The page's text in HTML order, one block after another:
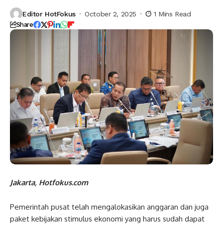
Editor HotFokus October 2, 2025 1 Mins Read
Share
Jakarta, Hotfokus.com
Pemerintah pusat telah mengalokasikan anggaran dan juga
paket kebijakan stimulus ekonomi yang harus sudah dapat